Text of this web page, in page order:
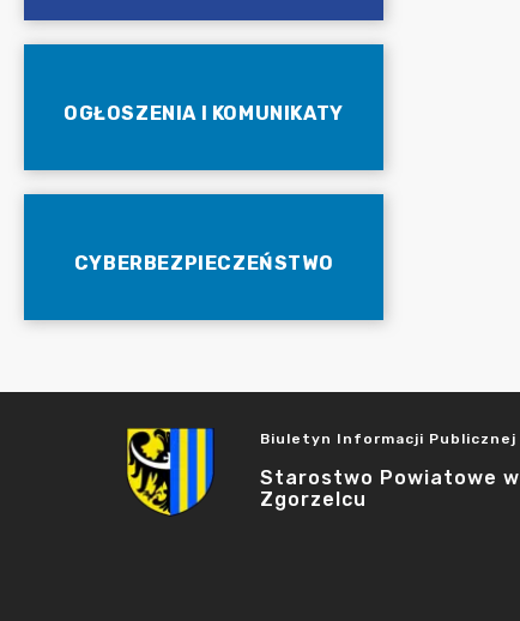
OGŁOSZENIA I KOMUNIKATY
CYBERBEZPIECZEŃSTWO
Biuletyn Informacji Publicznej
Starostwo Powiatowe w
Zgorzelcu